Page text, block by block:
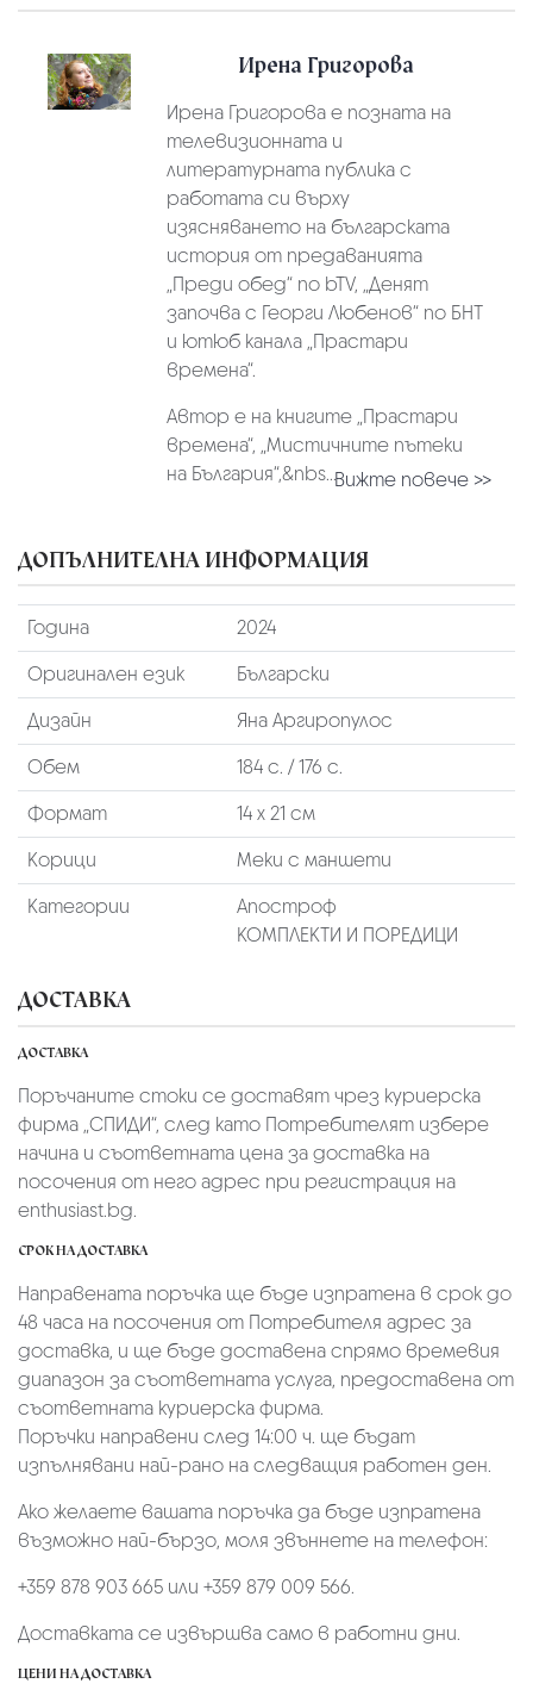
Ирена Григорова
Ирена Григорова е позната на
телевизионната и
литературната публика с
работата си върху
изясняването на българската
история от предаванията
„Преди обед“ по bTV, „Денят
започва с Георги Любенов“ по БНТ
и ютюб канала „Прастари
времена“.
Автор е на книгите „Прастари
времена“, „Мистичните пътеки
на България“,&nbs...Вижте повече >>
ДОПЪЛНИТЕЛНА ИНФОРМАЦИЯ
Година
2024
Оригинален език
Български
Дизайн
Яна Аргиропулос
Обем
184 с. / 176 с.
Формат
14 х 21 см
Корици
Меки с маншети
Категории
Апостроф
КОМПЛЕКТИ И ПОРЕДИЦИ
ДОСТАВКА
ДОСТАВКА
Поръчаните стоки се доставят чрез куриерскa
фирмa „СПИДИ“, след като Потребителят избере
начина и съответната цена за доставка на
посочения от него адрес при регистрация на
enthusiast.bg.
СРОК НА ДОСТАВКА
Направената поръчка ще бъде изпратена в срок до
48 часа на посочения от Потребителя адрес за
доставка, и ще бъде доставена спрямо времевия
диапазон за съответната услуга, предоставена от
съответната куриерска фирма.
Поръчки направени след 14:00 ч. ще бъдат
изпълнявани най-рано на следващия работен ден.
Ако желаете вашата поръчка да бъде изпратена
възможно най-бързо, моля звъннете на телефон:
+359 878 903 665 или +359 879 009 566.
Доставката се извършва само в работни дни.
ЦЕНИ НА ДОСТАВКА